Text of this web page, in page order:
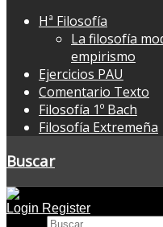
Hª Filosofía
La filosofía
empirismo
Ejercicios PAU
Comentario Texto
Filosofía 1º Bach
Filosofía Extremeña
Buscar
Login Register